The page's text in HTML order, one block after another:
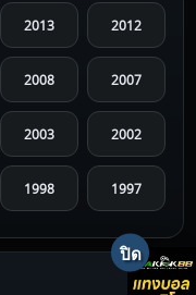
2013 2012
2008 2007
2003 2002
1998 1997
1993 1992